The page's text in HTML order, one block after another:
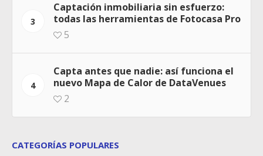
3
Captación inmobiliaria sin esfuerzo:
todas las herramientas de Fotocasa Pro
5
4
Capta antes que nadie: así funciona el
nuevo Mapa de Calor de DataVenues
2
CATEGORÍAS POPULARES